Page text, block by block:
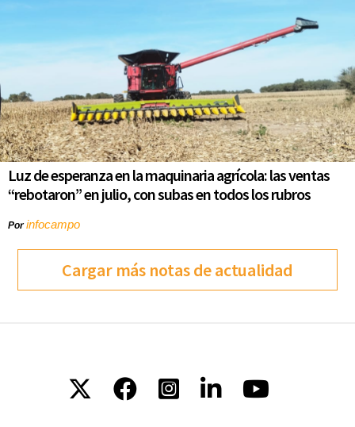
Luz de esperanza en la maquinaria agrícola: las ventas
“rebotaron” en julio, con subas en todos los rubros
Porinfocampo
Cargar más notas de actualidad